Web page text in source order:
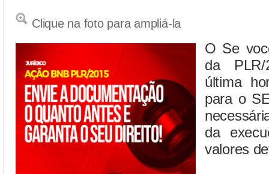
Clique na foto para ampliá-la
O Se
da
última
para o
da
valores